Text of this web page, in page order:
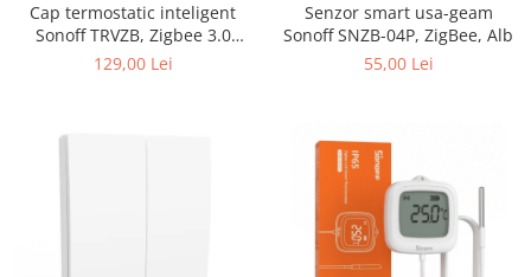
Cap termostatic inteligent
Sonoff TRVZB, Zigbee 3.0
pentru calorifer
129,00 Lei
Senzor smart usa-geam
Sonoff SNZB-04P, ZigBee, Alb
55,00 Lei